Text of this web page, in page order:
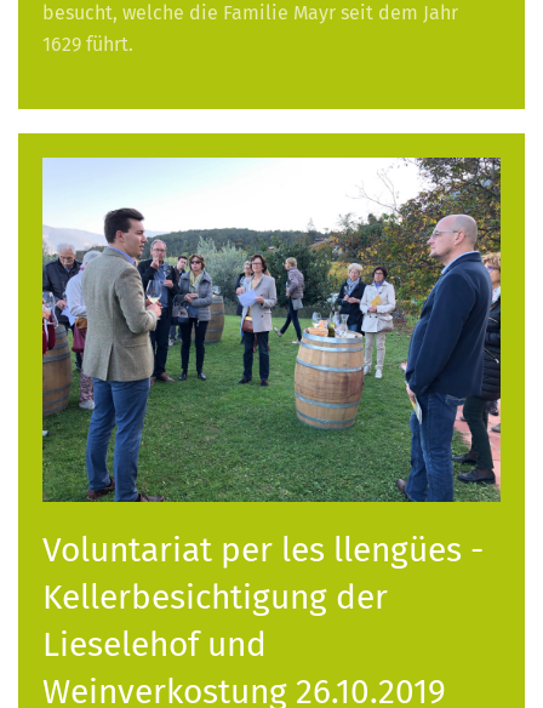
besucht, welche die Familie Mayr seit dem Jahr
1629 führt.
Voluntariat per les llengües -
Kellerbesichtigung der
Lieselehof und
Weinverkostung 26.10.2019